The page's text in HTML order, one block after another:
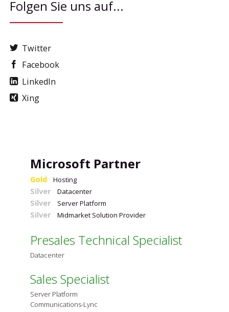
Folgen Sie uns auf...
Twitter
Facebook
LinkedIn
Xing
Microsoft Partner
Gold Hosting
Silver Datacenter
Silver Server Platform
Silver Midmarket Solution Provider
Presales Technical Specialist
Datacenter
Sales Specialist
Server Platform
Communications-Lync